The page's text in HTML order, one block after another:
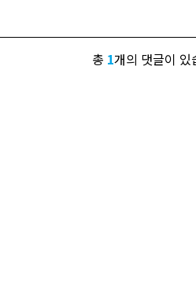
총 1개의 댓글이 있